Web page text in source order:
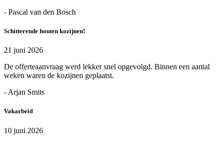
- Pascal van den Bosch
Schitterende houten kozijnen!
21 juni 2026
De offerteaanvraag werd lekker snel opgevolgd. Binnen een aantal
weken waren de kozijnen geplaatst.
- Arjan Smits
Vakarbeid
10 juni 2026